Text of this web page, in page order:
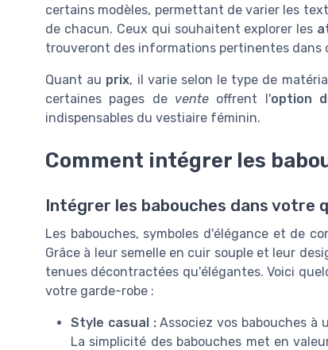
certains modèles, permettant de varier les
de chacun. Ceux qui souhaitent explorer les
trouveront des informations pertinentes dans
Quant au prix, il varie selon le type de
certaines pages de venteoffrent l'option
indispensables du vestiaire féminin.
Comment intégrer les
Intégrer les babouches dans votre
Les babouches, symboles d'élégance et de
Grâce à leur semelle en cuir souple et leur
tenues décontractées qu'élégantes. Voici
votre garde-robe :
Style casual :Associez vos babouches à
La simplicité des babouches met en